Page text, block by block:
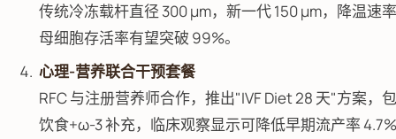
传统冷冻载杆直径 300 μm，新一代 150 μm，降温速
母细胞存活率有望突破 99%。
心理-营养联合干预套餐
RFC 与注册营养师合作，推出"IVF Diet 28 天"方案，
饮食+ω-3 补充，临床观察显示可降低早期流产率